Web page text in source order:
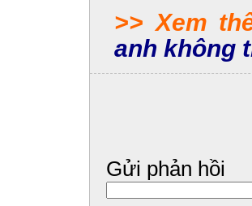
>> Xem
anh không
Gửi phản hồi